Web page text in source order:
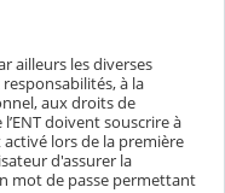
ailleurs les diverses
à la
aux droits de
doivent souscrire à
lors de la première
d'assurer la
mot de passe permettant